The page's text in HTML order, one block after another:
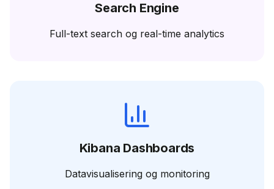
Search Engine
Full-text search og real-time analytics
Kibana Dashboards
Datavisualisering og monitoring